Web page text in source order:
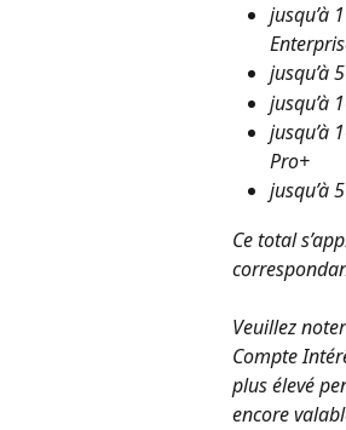
jusqu’à
jusqu’à
jusqu’à
jusqu’à
Pro+
jusqu’à
Ce total
Veuillez
Compte
plus élevé
encore